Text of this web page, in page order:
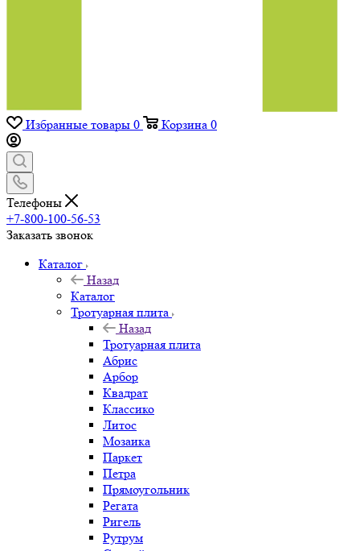
Избранные товары 0 Корзина 0
Телефоны
+7-800-100-56-53
Заказать звонок
Каталог
Назад
Каталог
Тротуарная плита
Назад
Тротуарная плита
Абрис
Арбор
Квадрат
Классико
Литос
Мозаика
Паркет
Петра
Прямоугольник
Регата
Ригель
Рутрум